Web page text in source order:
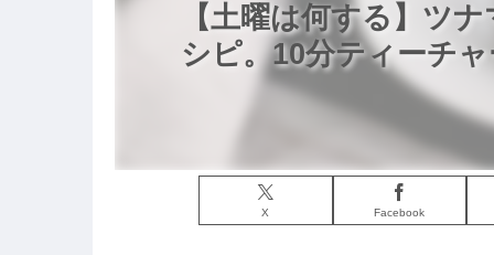
【土曜は何する】ツ
シピ。10分ティーチ
X Facebook